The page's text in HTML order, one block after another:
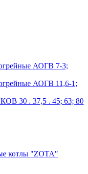
АОГВ 7-3;
АОГВ 11,6-1;
30 . 37,5 . 45; 63; 80
котлы "ZOTA"